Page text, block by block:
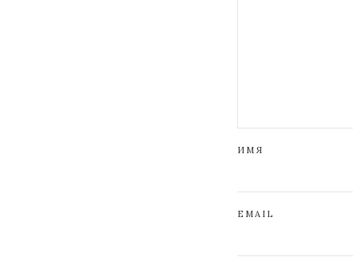
ИМЯ
EMAIL